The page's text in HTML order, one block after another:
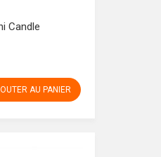
Candle
AU PANIER